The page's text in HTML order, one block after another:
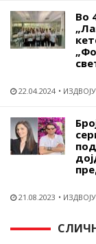
Во
22.04.2024
21.08.2023